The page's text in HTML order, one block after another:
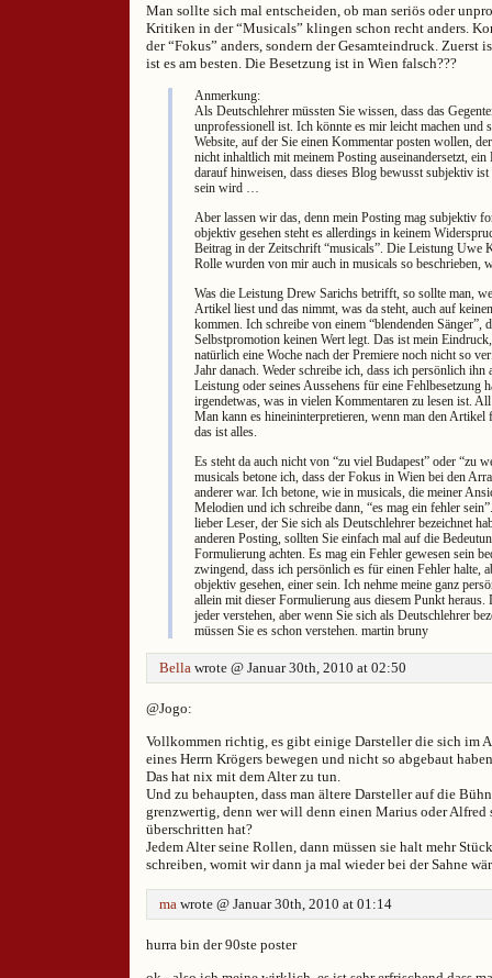
Man sollte sich mal entscheiden, ob man seriös oder
Kritiken in der “Musicals” klingen schon recht anders.
der “Fokus” anders, sondern der Gesamteindruck. Zuerst
ist es am besten. Die Besetzung ist in Wien falsch???
Anmerkung:
Als Deutschlehrer müssten Sie wissen, dass das
unprofessionell ist. Ich könnte es mir leicht machen und
Website, auf der Sie einen Kommentar posten wollen,
nicht inhaltlich mit meinem Posting auseinandersetzt,
darauf hinweisen, dass dieses Blog bewusst subjektiv ist
sein wird …
Aber lassen wir das, denn mein Posting mag subjektiv
objektiv gesehen steht es allerdings in keinem
Beitrag in der Zeitschrift “musicals”. Die Leistung Uwe
Rolle wurden von mir auch in musicals so beschrieben,
Was die Leistung Drew Sarichs betrifft, so sollte man,
Artikel liest und das nimmt, was da steht, auch auf
kommen. Ich schreibe von einem “blendenden Sänger”,
Selbstpromotion keinen Wert legt. Das ist mein
natürlich eine Woche nach der Premiere noch nicht so
Jahr danach. Weder schreibe ich, dass ich persönlich ihn
Leistung oder seines Aussehens für eine Fehlbesetzung
irgendetwas, was in vielen Kommentaren zu lesen ist.
Man kann es hineininterpretieren, wenn man den
das ist alles.
Es steht da auch nicht von “zu viel Budapest” oder “zu
musicals betone ich, dass der Fokus in Wien bei den
anderer war. Ich betone, wie in musicals, die meiner
Melodien und ich schreibe dann, “es mag ein fehler
lieber Leser, der Sie sich als Deutschlehrer bezeichnet
anderen Posting, sollten Sie einfach mal auf die
Formulierung achten. Es mag ein Fehler gewesen sein
zwingend, dass ich persönlich es für einen Fehler halte,
objektiv gesehen, einer sein. Ich nehme meine ganz
allein mit dieser Formulierung aus diesem Punkt heraus.
jeder verstehen, aber wenn Sie sich als Deutschlehrer
müssen Sie es schon verstehen. martin bruny
Bella wrote @ Januar 30th, 2010 at 02:50
@Jogo:
Vollkommen richtig, es gibt einige Darsteller die sich im
eines Herrn Krögers bewegen und nicht so abgebaut
Das hat nix mit dem Alter zu tun.
Und zu behaupten, dass man ältere Darsteller auf die
grenzwertig, denn wer will denn einen Marius oder Alfred
überschritten hat?
Jedem Alter seine Rollen, dann müssen sie halt mehr
schreiben, womit wir dann ja mal wieder bei der Sahne
ma wrote @ Januar 30th, 2010 at 01:14
hurra bin der 90ste poster